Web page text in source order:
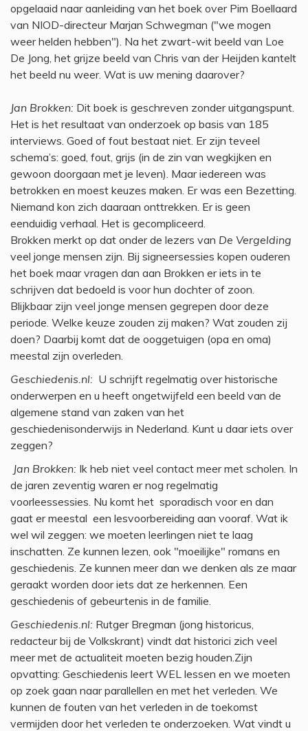
opgelaaid naar aanleiding van het boek over Pim Boellaard
van NIOD-directeur Marjan Schwegman ("we mogen
weer helden hebben"). Na het zwart-wit beeld van Loe
De Jong, het grijze beeld van Chris van der Heijden kantelt
het beeld nu weer. Wat is uw mening daarover?
Jan Brokken: Dit boek is geschreven zonder uitgangspunt.
Het is het resultaat van onderzoek op basis van 185
interviews. Goed of fout bestaat niet. Er zijn teveel
schema’s: goed, fout, grijs (in de zin van wegkijken en
gewoon doorgaan met je leven). Maar iedereen was
betrokken en moest keuzes maken. Er was een Bezetting.
Niemand kon zich daaraan onttrekken. Er is geen
eenduidig verhaal. Het is gecompliceerd.
Brokken merkt op dat onder de lezers van De Vergelding
veel jonge mensen zijn. Bij signeersessies kopen ouderen
het boek maar vragen dan aan Brokken er iets in te
schrijven dat bedoeld is voor hun dochter of zoon.
Blijkbaar zijn veel jonge mensen gegrepen door deze
periode. Welke keuze zouden zij maken? Wat zouden zij
doen? Daarbij komt dat de ooggetuigen (opa en oma)
meestal zijn overleden.
Geschiedenis.nl: U schrijft regelmatig over historische
onderwerpen en u heeft ongetwijfeld een beeld van de
algemene stand van zaken van het
geschiedenisonderwijs in Nederland. Kunt u daar iets over
zeggen?
Jan Brokken: Ik heb niet veel contact meer met scholen. In
de jaren zeventig waren er nog regelmatig
voorleessessies. Nu komt het sporadisch voor en dan
gaat er meestal een lesvoorbereiding aan vooraf. Wat ik
wel wil zeggen: we moeten leerlingen niet te laag
inschatten. Ze kunnen lezen, ook "moeilijke" romans en
geschiedenis. Ze kunnen meer dan we denken als ze maar
geraakt worden door iets dat ze herkennen. Een
geschiedenis of gebeurtenis in de familie.
Geschiedenis.nl: Rutger Bregman (jong historicus,
redacteur bij de Volkskrant) vindt dat historici zich veel
meer met de actualiteit moeten bezig houden.Zijn
opvatting: Geschiedenis leert WEL lessen en we moeten
op zoek gaan naar parallellen en met het verleden. We
kunnen de fouten van het verleden in de toekomst
vermijden door het verleden te onderzoeken. Wat vindt u